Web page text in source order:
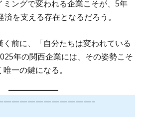
ミングで変われる企業こそが、5年
を支える存在となるだろう。
く前に、「自分たちは変われている
年の関西企業には、その姿勢こそ
一の鍵になる。